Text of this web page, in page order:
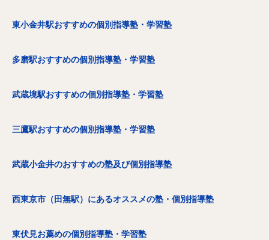
東小金井駅おすすめの個別指導塾・学習塾
多磨駅おすすめの個別指導塾・学習塾
武蔵境駅おすすめの個別指導塾・学習塾
三鷹駅おすすめの個別指導塾・学習塾
武蔵小金井のおすすめの塾及び個別指導塾
西東京市（田無駅）にあるオススメの塾・個別指導塾
東伏見お薦めの個別指導塾・学習塾